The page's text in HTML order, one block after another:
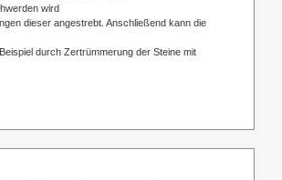
wird
dieser angestrebt. Anschließend kann die
durch Zertrümmerung der Steine mit